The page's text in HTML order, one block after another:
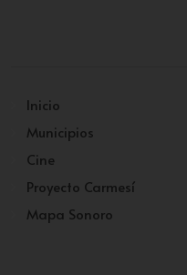
Inicio
Municipios
Cine
Proyecto Carmesí
Mapa Sonoro